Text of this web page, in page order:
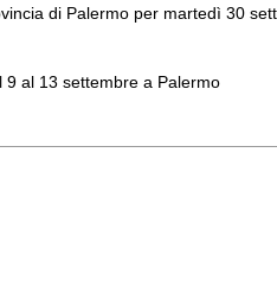
di Palermo per martedì 30
al 13 settembre a Palermo